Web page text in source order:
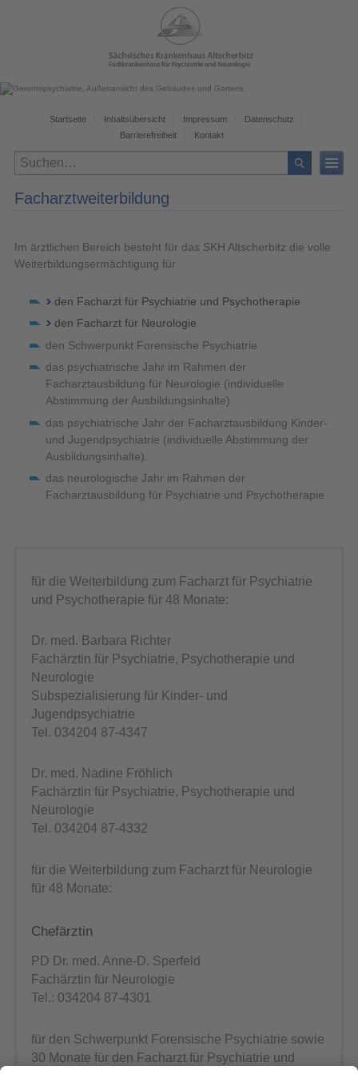
Startseite Inhaltsübersicht Impressum
Datenschutz
Barrierefreiheit
Kontakt
Facharztweiterbildung
Im ärztlichen Bereich besteht für das SKH Altscherbitz die volle
Weiterbildungsermächtigung für
den Facharzt für Psychiatrie und Psychotherapie
den Facharzt für Neurologie
den Schwerpunkt Forensische Psychiatrie
das psychiatrische Jahr im Rahmen der
Facharztausbildung für Neurologie (individuelle
Abstimmung der Ausbildungsinhalte)
das psychiatrische Jahr der Facharztausbildung Kinder-
und Jugendpsychiatrie (individuelle Abstimmung der
Ausbildungsinhalte).
das neurologische Jahr im Rahmen der
Facharztausbildung für Psychiatrie und Psychotherapie
für die Weiterbildung zum Facharzt für Psychiatrie
und Psychotherapie für 48 Monate:
Dr. med. Barbara Richter
Fachärztin für Psychiatrie, Psychotherapie und
Neurologie
Subspezialisierung für Kinder- und
Jugendpsychiatrie
Tel. 034204 87-4347
Dr. med. Nadine Fröhlich
Fachärztin für Psychiatrie, Psychotherapie und
Neurologie
Tel. 034204 87-4332
für die Weiterbildung zum Facharzt für Neurologie
für 48 Monate:
Chefärztin
PD Dr. med. Anne-D. Sperfeld
Fachärztin für Neurologie
Tel.: 034204 87-4301
für den Schwerpunkt Forensische Psychiatrie sowie
30 Monate für den Facharzt für Psychiatrie und